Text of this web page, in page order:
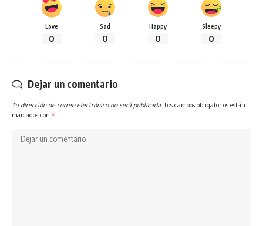
Love
0
Sad
0
Happy
0
Sleepy
0
Dejar un comentario
Tu dirección de correo electrónico no será publicada. Los campos obligatorios están
marcados con *